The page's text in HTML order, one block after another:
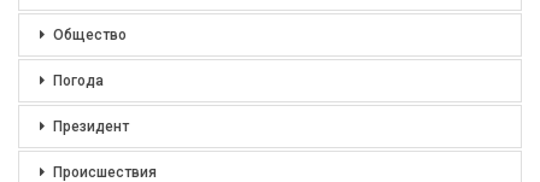
Общество
Погода
Президент
Происшествия